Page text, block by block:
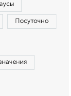
Посуточно